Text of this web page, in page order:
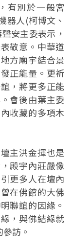
有別於一般宮
器人(柯博文、
安主委表示，
敬意。中華道
方廟宇結合景
正能量。更祈
，將更多正能
會後由葉主委
收藏的多項木
主洪金揮也是
殿宇內莊嚴像
更多人在壇內
在佛館的大佛
聯誼的因緣。
，與佛結緣就
訪。